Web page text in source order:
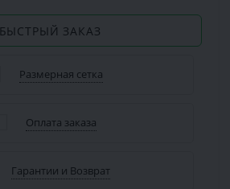
БЫСТРЫЙ ЗАКАЗ
Размерная сетка
Оплата заказа
Гарантии и Возврат